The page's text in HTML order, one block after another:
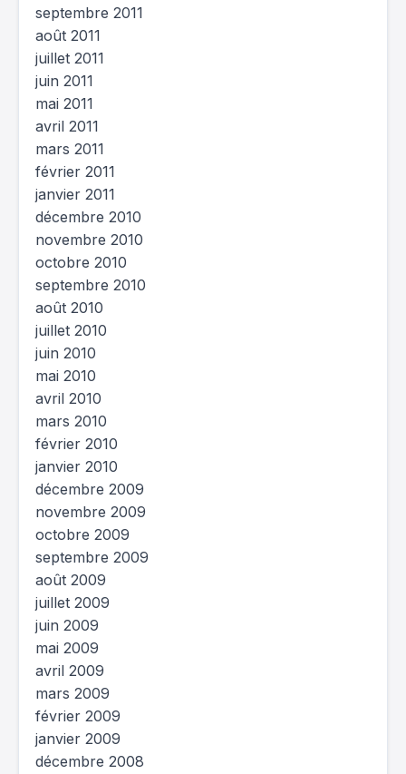
septembre 2011
août 2011
juillet 2011
juin 2011
mai 2011
avril 2011
mars 2011
février 2011
janvier 2011
décembre 2010
novembre 2010
octobre 2010
septembre 2010
août 2010
juillet 2010
juin 2010
mai 2010
avril 2010
mars 2010
février 2010
janvier 2010
décembre 2009
novembre 2009
octobre 2009
septembre 2009
août 2009
juillet 2009
juin 2009
mai 2009
avril 2009
mars 2009
février 2009
janvier 2009
décembre 2008